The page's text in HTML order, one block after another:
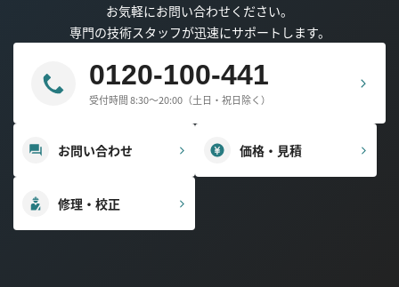
お気軽にお問い合わせください。
専門の技術スタッフが迅速にサポートします。
0120-100-441
受付時間 8:30～20:00（土日・祝日除く）
お問い合わせ 価格・見積
修理・校正